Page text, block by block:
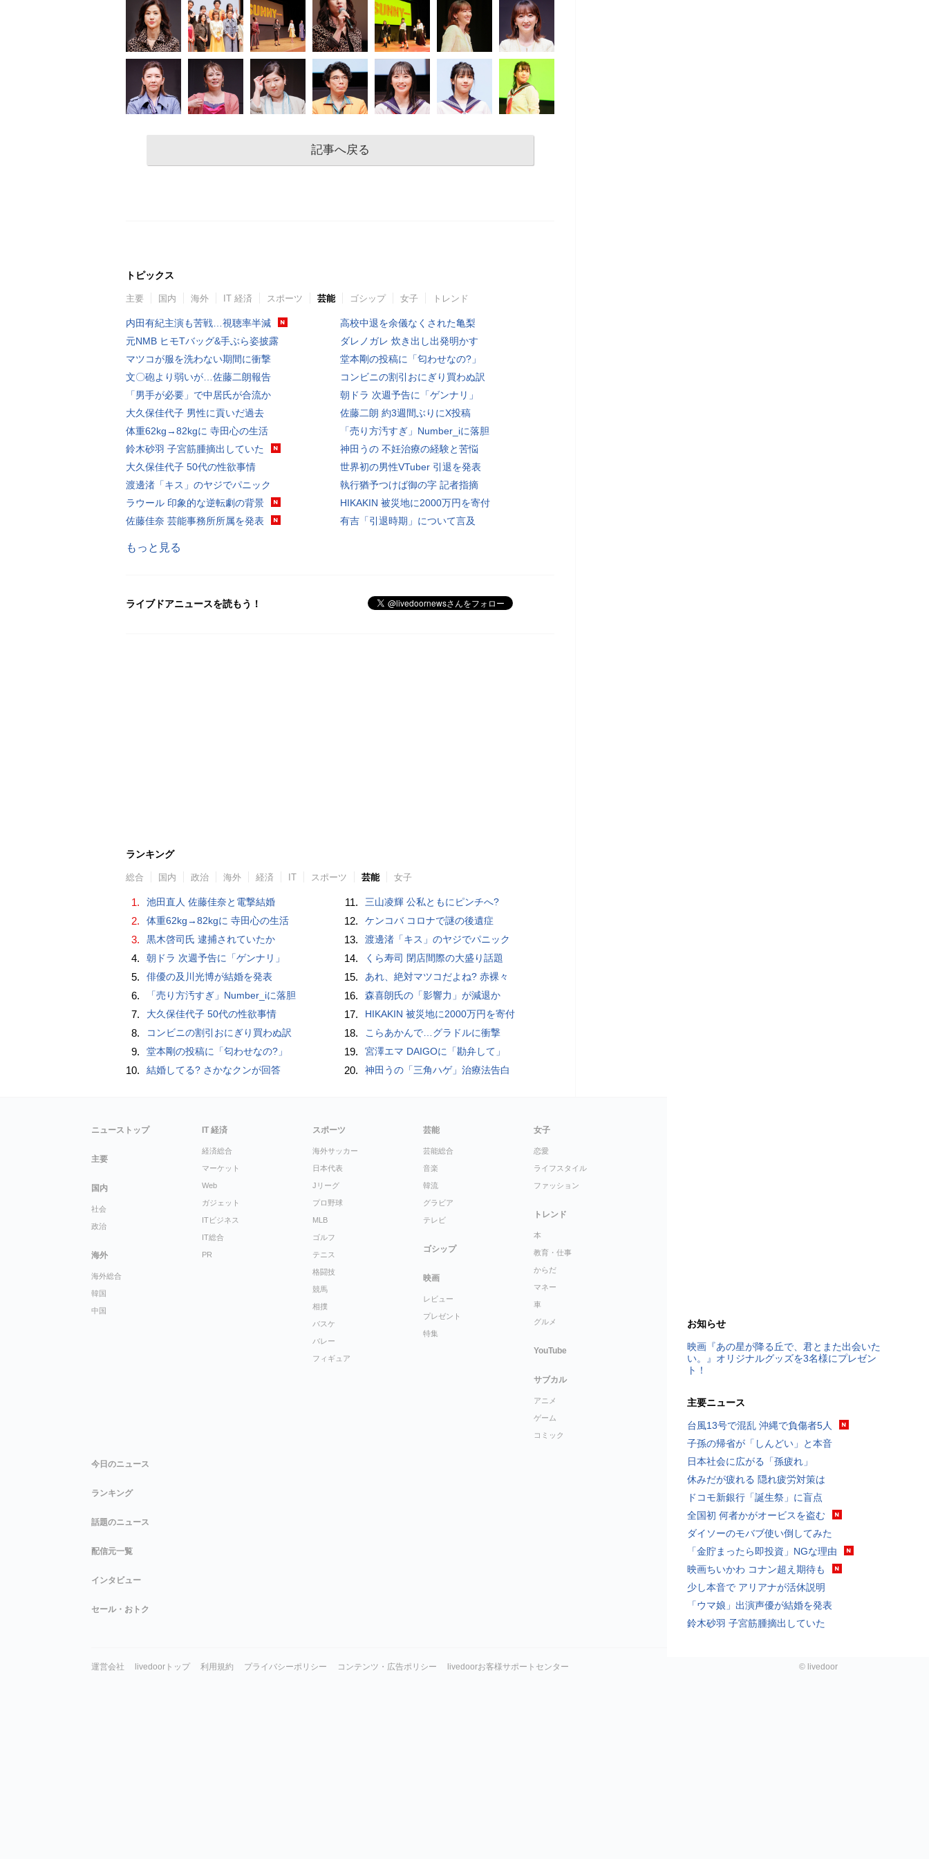
記事へ戻る
トピックス
主要 国内 海外 IT 経済 スポーツ 芸能 ゴシップ 女子 トレンド
内田有紀主演も苦戦…視聴率半減
元NMB ヒモTバッグ&手ぶら姿披露
マツコが服を洗わない期間に衝撃
文〇砲より弱いが…佐藤二朗報告
「男手が必要」で中居氏が合流か
大久保佳代子 男性に貢いだ過去
体重62kg→82kgに 寺田心の生活
鈴木砂羽 子宮筋腫摘出していた
大久保佳代子 50代の性欲事情
渡邊渚「キス」のヤジでパニック
ラウール 印象的な逆転劇の背景
佐藤佳奈 芸能事務所所属を発表
高校中退を余儀なくされた亀梨
ダレノガレ 炊き出し出発明かす
堂本剛の投稿に「匂わせなの?」
コンビニの割引おにぎり買わぬ訳
朝ドラ 次週予告に「ゲンナリ」
佐藤二朗 約3週間ぶりにX投稿
「売り方汚すぎ」Number_iに落胆
神田うの 不妊治療の経験と苦悩
世界初の男性VTuber 引退を発表
執行猶予つけば御の字 記者指摘
HIKAKIN 被災地に2000万円を寄付
有吉「引退時期」について言及
もっと見る
ライブドアニュースを読もう！
ランキング
総合 国内 政治 海外 経済 IT スポーツ 芸能 女子
1. 池田直人 佐藤佳奈と電撃結婚
2. 体重62kg→82kgに 寺田心の生活
3. 黒木啓司氏 逮捕されていたか
4. 朝ドラ 次週予告に「ゲンナリ」
5. 俳優の及川光博が結婚を発表
6. 「売り方汚すぎ」Number_iに落胆
7. 大久保佳代子 50代の性欲事情
8. コンビニの割引おにぎり買わぬ訳
9. 堂本剛の投稿に「匂わせなの?」
10. 結婚してる? さかなクンが回答
11. 三山凌輝 公私ともにピンチへ?
12. ケンコバ コロナで謎の後遺症
13. 渡邊渚「キス」のヤジでパニック
14. くら寿司 閉店間際の大盛り話題
15. あれ、絶対マツコだよね? 赤裸々
16. 森喜朗氏の「影響力」が減退か
17. HIKAKIN 被災地に2000万円を寄付
18. こらあかんで…グラドルに衝撃
19. 宮澤エマ DAIGOに「勘弁して」
20. 神田うの「三角ハゲ」治療法告白
お知らせ
映画『あの星が降る丘で、君とまた出会いた
い。』オリジナルグッズを3名様にプレゼン
ト！
主要ニュース
台風13号で混乱 沖縄で負傷者5人
子孫の帰省が「しんどい」と本音
日本社会に広がる「孫疲れ」
休みだが疲れる 隠れ疲労対策は
ドコモ新銀行「誕生祭」に盲点
全国初 何者かがオービスを盗む
ダイソーのモバブ使い倒してみた
「金貯まったら即投資」NGな理由
映画ちいかわ コナン超え期待も
少し本音で アリアナが活休説明
「ウマ娘」出演声優が結婚を発表
鈴木砂羽 子宮筋腫摘出していた
ニューストップ
主要
国内
社会
政治
海外
海外総合
韓国
中国
IT 経済
経済総合
マーケット
Web
ガジェット
ITビジネス
IT総合
PR
スポーツ
海外サッカー
日本代表
Jリーグ
プロ野球
MLB
ゴルフ
テニス
格闘技
競馬
相撲
バスケ
バレー
フィギュア
芸能
芸能総合
音楽
韓流
グラビア
テレビ
ゴシップ
映画
レビュー
プレゼント
特集
女子
恋愛
ライフスタイル
ファッション
トレンド
本
教育・仕事
からだ
マネー
車
グルメ
YouTube
サブカル
アニメ
ゲーム
コミック
今日のニュース
ランキング
話題のニュース
配信元一覧
インタビュー
セール・おトク
運営会社 livedoorトップ 利用規約 プライバシーポリシー コンテンツ・広告ポリシー livedoorお客様サポートセンター © livedoor